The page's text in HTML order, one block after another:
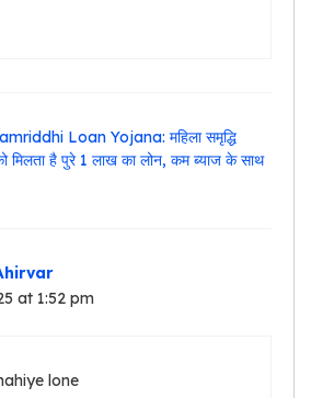
Loan Yojana: महिला समृद्धि
मिलता है पुरे 1 लाख का लोन, कम ब्याज के साथ
at 1:52 pm
lone